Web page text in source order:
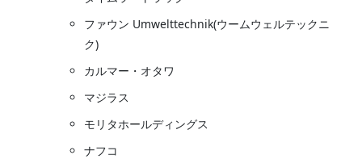
ファウン Umwelttechnik(ウームウェルテックニ
ク)
カルマー・オタワ
マジラス
モリタホールディングス
ナフコ